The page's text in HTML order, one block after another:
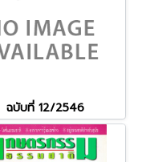
ฉบับที่ 12/2546